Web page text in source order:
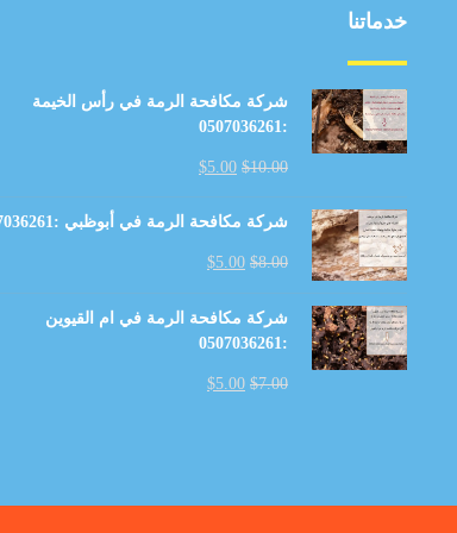
خدماتنا
شركة مكافحة الرمة في رأس الخيمة
:0507036261
$10.00
$5.00
شركة مكافحة الرمة في أبوظبي :0507036261
$8.00
$5.00
شركة مكافحة الرمة في ام القيوين
:0507036261
$7.00
$5.00